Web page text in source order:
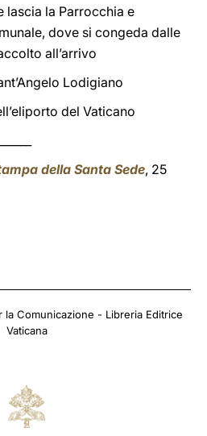
lascia la Parrocchia e
dove si congeda dalle
all’arrivo
Lodigiano
del Vaticano
della Santa Sede, 25
Comunicazione - Libreria Editrice
Vaticana